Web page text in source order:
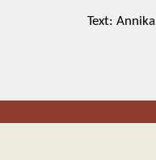
Text: